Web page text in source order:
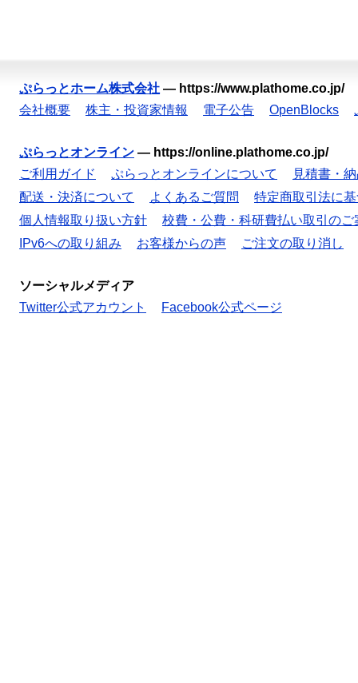
ぷらっとホーム株式会社 — https://www.plathome.co.jp/
会社概要
株主・投資家情報 電子公告 OpenBlocks
ぷらっとオンライン — https://online.plathome.co.jp/
ご利用ガイド
ぷらっとオンラインについて
見積書・
配送・決済について
よくあるご質問
特定商取引法に
個人情報取り扱い方針
校費・公費・科研費払い取引のご
IPv6への取り組み
お客様からの声 ご注文の取り消し
ソーシャルメディア
Twitter公式アカウント
Facebook公式ページ